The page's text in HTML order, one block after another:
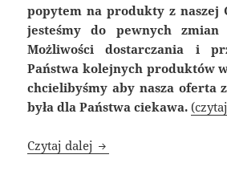
popytem na produkty z naszej
jesteśmy do pewnych zmian
Możliwości dostarczania i
Państwa kolejnych produktów
chcielibyśmy aby nasza oferta
była dla Państwa ciekawa.
Czytaj dalej Zmiana organizacyjna